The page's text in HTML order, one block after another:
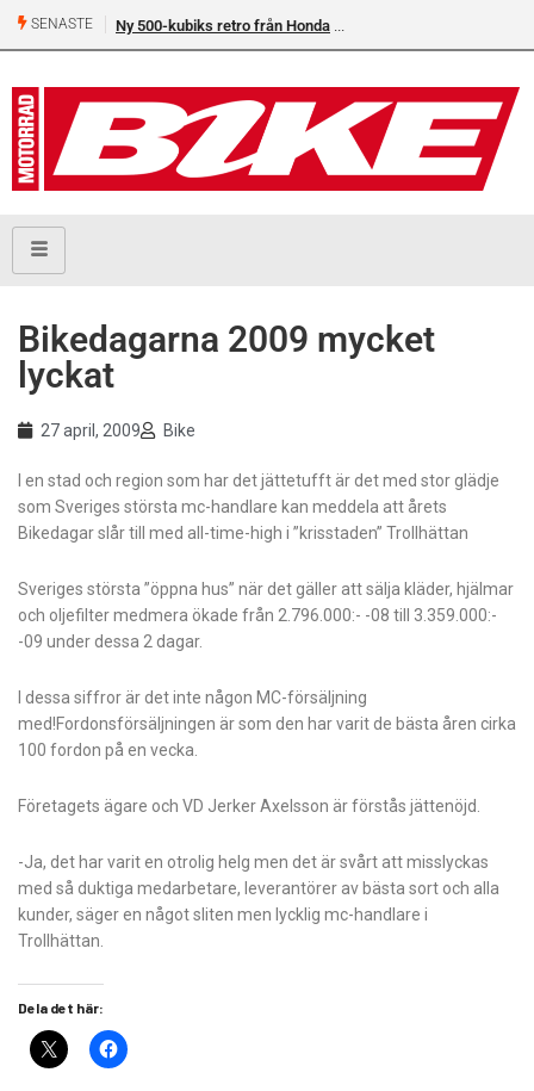
SENASTE Ny 500-kubiks retro från Honda
Bikedagarna 2009 mycket
lyckat
27 april, 2009 Bike
I en stad och region som har det jättetufft är det med stor glädje
som Sveriges största mc-handlare kan meddela att årets
Bikedagar slår till med all-time-high i ”krisstaden” Trollhättan
Sveriges största ”öppna hus” när det gäller att sälja kläder, hjälmar
och oljefilter medmera ökade från 2.796.000:- -08 till 3.359.000:-
-09 under dessa 2 dagar.
I dessa siffror är det inte någon MC-försäljning
med!Fordonsförsäljningen är som den har varit de bästa åren cirka
100 fordon på en vecka.
Företagets ägare och VD Jerker Axelsson är förstås jättenöjd.
-Ja, det har varit en otrolig helg men det är svårt att misslyckas
med så duktiga medarbetare, leverantörer av bästa sort och alla
kunder, säger en något sliten men lycklig mc-handlare i
Trollhättan.
Dela det här: